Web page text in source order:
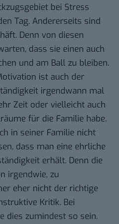
bei Stress
Tag. Andererseits sind
Denn von diesen
dass sie einen auch
und am Ball zu bleiben.
ist auch der
irgendwann mal
Zeit oder vielleicht auch
für die Familie habe.
in seiner Familie nicht
dass man eine ehrliche
erhält. Denn die
irgendwie, zu
eher nicht der richtige
Kritik. Bei
dies zumindest so sein.